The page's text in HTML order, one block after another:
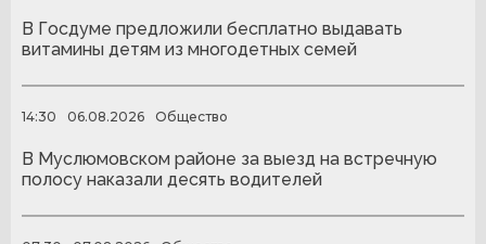
В Госдуме предложили бесплатно выдавать
витамины детям из многодетных семей
14:30 06.08.2026 Общество
В Муслюмовском районе за выезд на встречную
полосу наказали десять водителей